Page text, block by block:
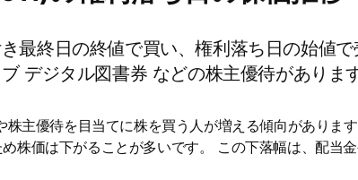
最終日の終値で買い、権利落ち日の始値
デジタル図書券 などの株主優待がありま
主優待を目当てに株を買う人が増える傾向がありま
株価は下がることが多いです。 この下落幅は、配当